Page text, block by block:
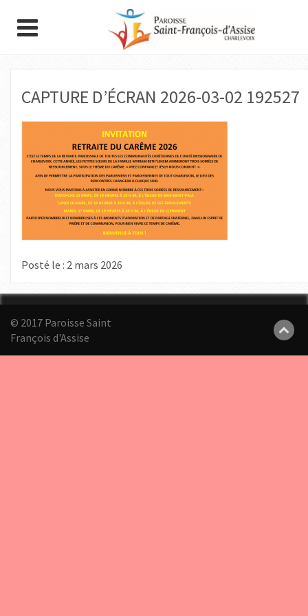
CAPTURE D’ÉCRAN 2026-03-02 192527
Posté le : 2 mars 2026
© 2017 Paroisse Saint
François d'Assise